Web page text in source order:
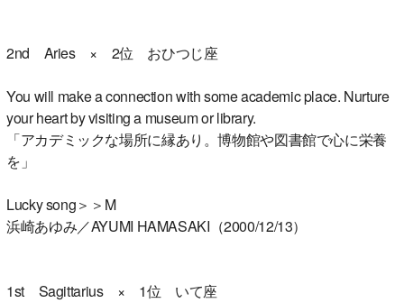
2nd Aries × 2位 おひつじ座
You will make a connection with some academic place. Nurture
your heart by visiting a museum or library.
「アカデミックな場所に縁あり。博物館や図書館で心に栄養
を」
Lucky song＞＞M
浜崎あゆみ／AYUMI HAMASAKI（2000/12/13）
1st Sagittarius × 1位 いて座